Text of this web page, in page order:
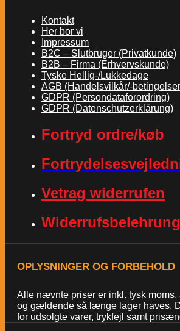
Kontakt
Her bor vi
Impressum
B2C – Slutbruger (Privatkunde)
B2B – Firma (Erhvervskunde)
Tyske Hellig-/Lukkedage
AGB (Handelsvilkår/-
GDPR (Persondataforordring)
GDPR (Datenschutzerklärung)
Fortryd ordre/køb
Vetrag widerrufen
Widerrufsbelehrung
OPLYSNINGER OG FORBEHOLD
Alle nævnte priser er inkl. tysk moms,
og gældende så længe lager haves.
for udsolgte varer, trykfejl samt